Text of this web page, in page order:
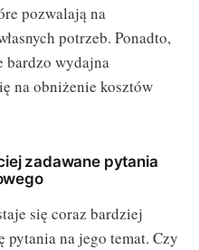
pozwalają na
potrzeb. Ponadto,
bardzo wydajna
na obniżenie kosztów
zadawane pytania
się coraz bardziej
pytania na jego temat. Czy